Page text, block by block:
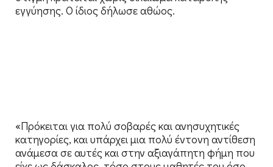
εγγύησης. Ο ίδιος δήλωσε αθώος.
«Πρόκειται για πολύ σοβαρές και ανησυχητικές
κατηγορίες, και υπάρχει μια πολύ έντονη αντίθεση
ανάμεσα σε αυτές και στην αξιαγάπητη φήμη που